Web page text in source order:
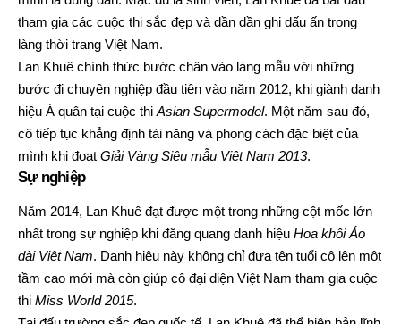
tham gia các cuộc thi sắc đẹp và dần dần ghi dấu ấn trong
làng thời trang Việt Nam.
Lan Khuê chính thức bước chân vào làng mẫu với những
bước đi chuyên nghiệp đầu tiên vào năm 2012, khi giành danh
hiệu Á quân tại cuộc thi Asian Supermodel. Một năm sau đó,
cô tiếp tục khẳng định tài năng và phong cách đặc biệt của
mình khi đoạt Giải Vàng Siêu mẫu Việt Nam 2013.
Sự nghiệp
Năm 2014, Lan Khuê đạt được một trong những cột mốc lớn
nhất trong sự nghiệp khi đăng quang danh hiệu Hoa khôi Áo
dài Việt Nam. Danh hiệu này không chỉ đưa tên tuổi cô lên một
tầm cao mới mà còn giúp cô đại diện Việt Nam tham gia cuộc
thi Miss World 2015.